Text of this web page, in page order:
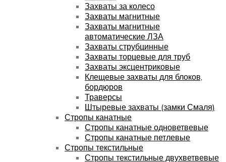
Захваты за колесо
Захваты магнитные
Захваты магнитные
автоматические ЛЗА
Захваты струбцинные
Захваты торцевые для труб
Захваты эксцентриковые
Клещевые захваты для блоков,
бордюров
Траверсы
Штыревые захваты (замки Смаля)
Стропы канатные
Стропы канатные одноветвевые
Стропы канатные петлевые
Стропы текстильные
Стропы текстильные двухветвевые